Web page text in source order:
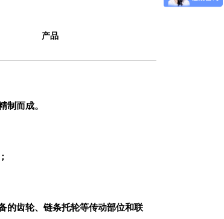
产品
制而成。
的齿轮、链条托轮等传动部位和联